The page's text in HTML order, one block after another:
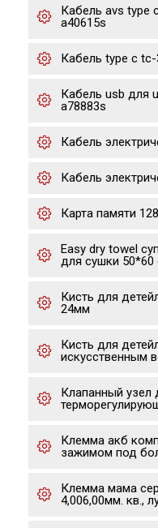
Кабель avs type
a40615s
Кабель type c
Кабель usb для
a78883s
Кабель
Кабель
Карта памяти
Easy dry towel
для сушки 50*60
Кисть для
24мм
Кисть для
искусственным
Клапанный узел
Клемма акб
зажимом под
Клемма мама
4,006,00мм. кв.,